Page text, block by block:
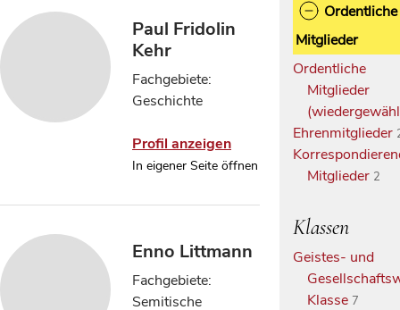
Paul Fridolin
Kehr
Fachgebiete:
Geschichte
Profil anzeigen
In eigener Seite öffnen
Enno Littmann
Fachgebiete:
Semitische
Ordentliche
Mitglieder
Ordentliche
Mitglieder
Ehrenmitglieder
Mitglieder 2
Klassen
Geistes- und
Klasse 7